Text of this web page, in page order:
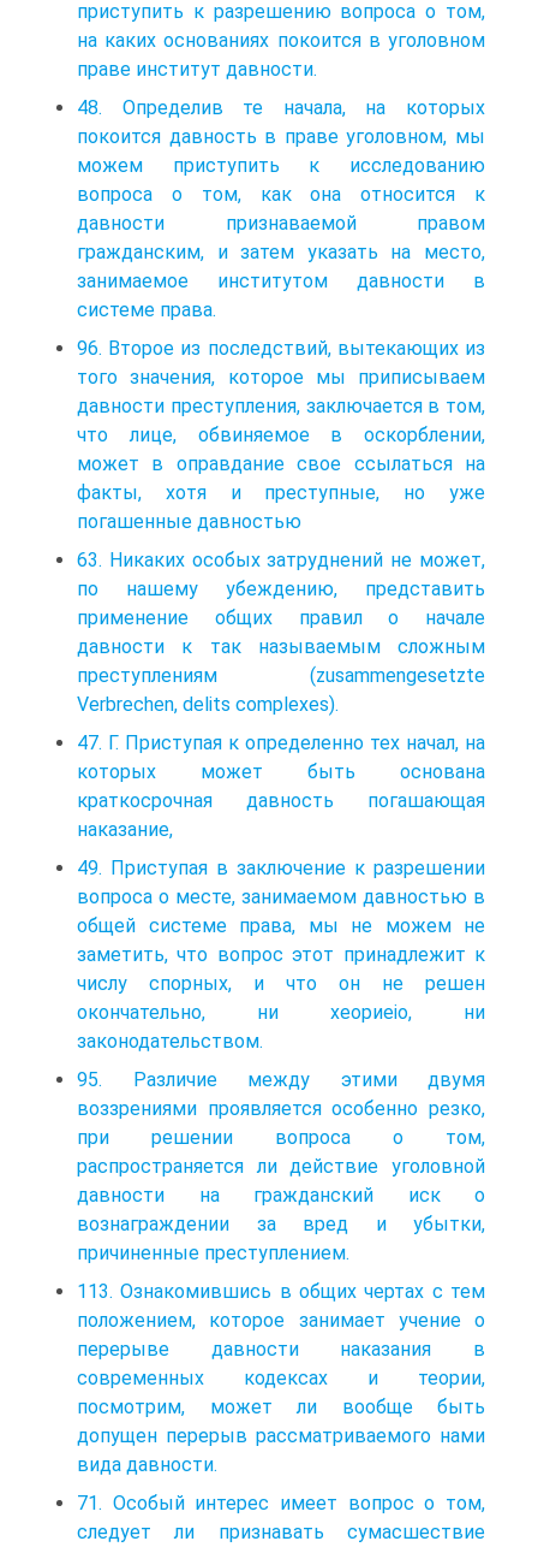
приступить к разрешению вопроса о том,
на каких основаниях покоится в уголовном
праве институт давности.
48. Определив те начала, на которых
покоится давность в праве уголовном, мы
можем приступить к исследованию
вопроса о том, как она относится к
давности признаваемой правом
гражданским, и затем указать на место,
занимаемое институтом давности в
системе права.
96. Второе из последствий, вытекающих из
того значения, которое мы приписываем
давности преступления, заключается в том,
что лице, обвиняемое в оскорблении,
может в оправдание свое ссылаться на
факты, хотя и преступные, но уже
погашенные давностью
63. Никаких особых затруднений не может,
по нашему убеждению, представить
применение общих правил о начале
давности к так называемым сложным
преступлениям (zusammengesetzte
Verbrechen, delits complexes).
47. Г. Приступая к определенно тех начал, на
которых может быть основана
краткосрочная давность погашающая
наказание,
49. Приступая в заключение к разрешении
вопроса о месте, занимаемом давностью в
общей системе права, мы не можем не
заметить, что вопрос этот принадлежит к
числу спорных, и что он не решен
окончательно, ни xeopиеio, ни
законодательством.
95. Различие между этими двумя
воззрениями проявляется особенно резко,
при решении вопроса о том,
распространяется ли действие уголовной
давности на гражданский иск о
вознаграждении за вред и убытки,
причиненные преступлением.
113. Ознакомившись в общих чертах с тем
положением, которое занимает учение о
перерыве давности наказания в
современных кодексах и теории,
посмотрим, может ли вообще быть
допущен перерыв рассматриваемого нами
вида давности.
71. Особый интерес имеет вопрос о том,
следует ли признавать cyмасшествие